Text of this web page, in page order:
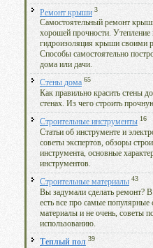
Ремонт крыши 3
Самостоятельный ремонт
хорошей прочности. Утепление
гидроизоляция крыши своими
Способы самостоятельно
дома или дачи.
Стены дома 65
Как правильно красить стены
стенах. Из чего строить
Строительные инструменты 16
Статьи об инструменте и
советы экспертов, обзоры
инструмента, основные
инструментов.
Строительные материалы 43
Вы задумали сделать ремонт? В
есть все про самые популярные
материалы и не очень, советы
использованию.
Теплый пол 39